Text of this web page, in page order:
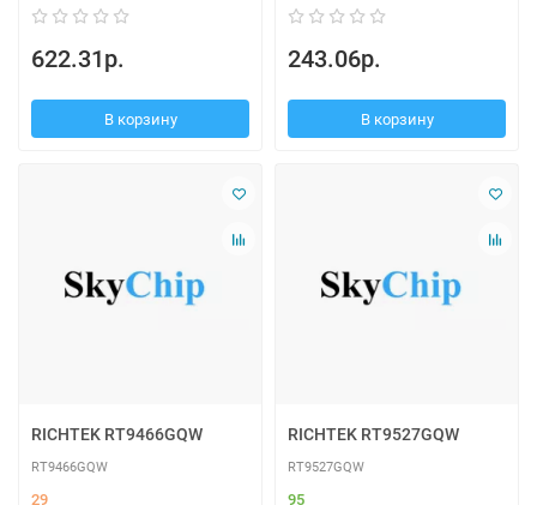
622.31р.
В корзину
243.06р.
В корзину
RICHTEK RT9466GQW
RT9466GQW
29
RICHTEK RT9527GQW
RT9527GQW
95